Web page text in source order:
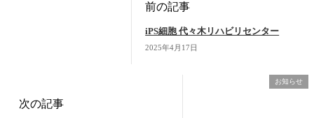
前の記事
iPS細胞 代々木リハビリセンター
2025年4月17日
お知らせ
次の記事